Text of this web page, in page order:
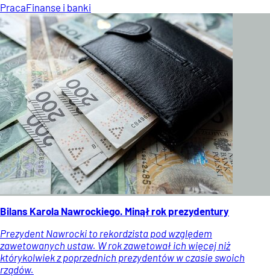
PracaFinanse i banki
Bilans Karola Nawrockiego. Minął rok prezydentury
Prezydent Nawrocki to rekordzista pod względem
zawetowanych ustaw. W rok zawetował ich więcej niż
którykolwiek z poprzednich prezydentów w czasie swoich
rządów.